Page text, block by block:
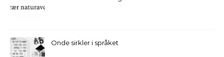
Onde sirkler i språket